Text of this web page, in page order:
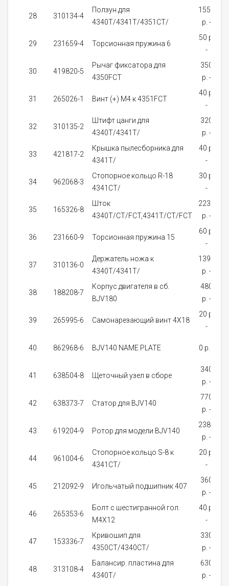
28 310134-4
Ползун для
4340T/4341T/4351CT/
1550
p. -
29 231659-4 Торсионная пружина 6
50 p.
-
30 419820-5
Рычаг фиксатора для
4350FCT
350
p. -
31 265026-1 Винт (+) М4 к 4351FCT
40 p.
-
32 310135-2
Штифт цанги для
4340T/4341T/
320
p. -
33 421817-2
Крышка пылесборника для
4341T/
40 p.
-
34 962068-3
Стопорное кольцо R-18
4341CT/
30 p.
-
35 165326-8
Шток
4340T/CT/FCT,4341T/CT/FCT
2230
p. -
36 231660-9 Торсионная пружина 15
60 p.
-
37 310136-0
Держатель ножа к
4340Т/4341Т/
1390
p. -
38 188208-7
Корпус двигателя в сб.
BJV180
480
p. -
39 265995-6 Самонарезающий винт 4X18
20 p.
-
40 862968-6 BJV140 NAME PLATE 0 p. -
41 638504-8 Щеточный узел в сборе
340
p. -
42 638373-7 Cтатор для BJV140
770
p. -
43 619204-9 Ротор для модели BJV140
2380
p. -
44 961004-6
Стопорное кольцо S-8 к
4341CT/
20 p.
-
45 212092-9 Игольчатый подшипник 407
360
p. -
46 265353-6
Болт с шестигранной гол.
M4X12
40 p.
-
47 153336-7
Кривошип для
4350CT/4340CT/
330
p. -
48 313108-4
Балансир. пластина для
4340T/
630
p. -